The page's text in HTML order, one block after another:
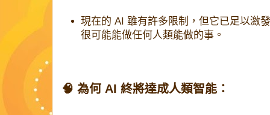
現在的 AI 雖有許多限制，但它已足以
很可能能做任何人類能做的事。
🧠 為何 AI 終將達成人類智能：